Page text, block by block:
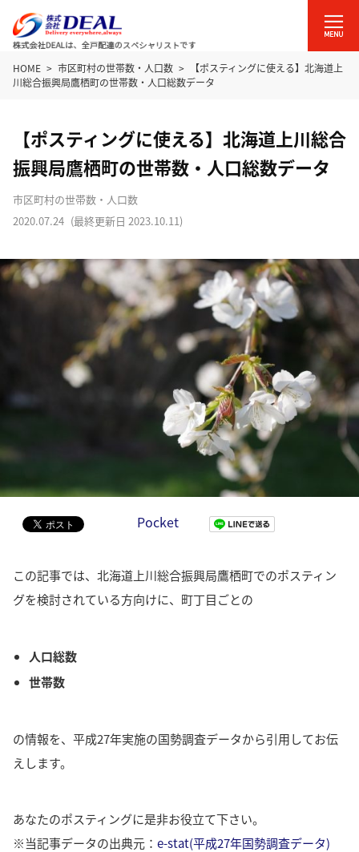
HOME 市区町村の世帯数・人口数
【ポスティングに使える】北海道上
川総合振興局鷹栖町の世帯数・人口総数データ
【ポスティングに使える】北海道上川総合
振興局鷹栖町の世帯数・人口総数データ
市区町村の世帯数・人口数
2020.07.24 (最終更新日 2023.10.11)
Pocket
この記事では、北海道上川総合振興局鷹栖町でのポスティン
グを検討されている方向けに、町丁目ごとの
人口総数
世帯数
の情報を、平成27年実施の国勢調査データから引用してお伝
えします。
あなたのポスティングに是非お役立て下さい。
※当記事データの出典元： e-stat(平成27年国勢調査データ)